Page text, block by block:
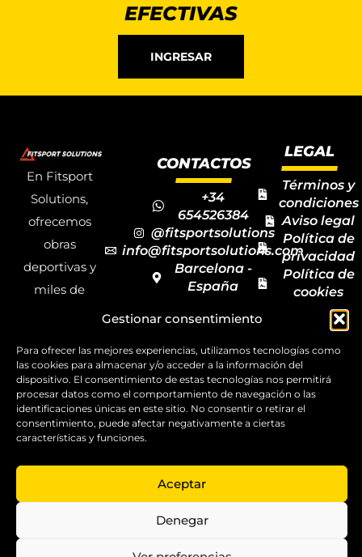
Gestionar consentimiento
Para ofrecer las mejores experiencias, utilizamos tecnologías como
las cookies para almacenar y/o acceder a la información del
dispositivo. El consentimiento de estas tecnologías nos permitirá
procesar datos como el comportamiento de navegación o las
identificaciones únicas en este sitio. No consentir o retirar el
consentimiento, puede afectar negativamente a ciertas
características y funciones.
Aceptar
Denegar
EFECTIVAS
INGRESAR
En Fitsport
Solutions,
ofrecemos
obras
deportivas y
miles de
deportivos
para todas las
disciplinas,
garantizando
la calidad y el
servicio.
Copyright ©
Solutions
CONTACTOS
+34
654526384
@fitsportsolutions
info@fitsportsolutions.com
Barcelona -
España
de contacto
LEGAL
Términos y
condiciones
Aviso legal
Política de
privacidad
Política de
cookies
Mapa del
sitio